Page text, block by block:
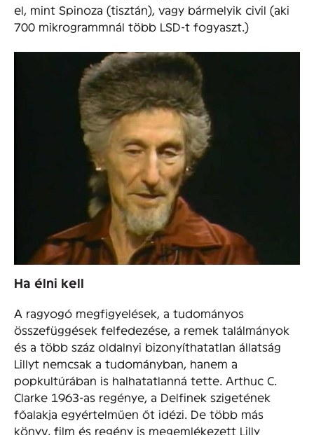
el, mint Spinoza (tisztán), vagy bármelyik civil (aki
700 mikrogrammnál több LSD-t fogyaszt.)
Ha élni kell
A ragyogó megfigyelések, a tudományos
összefüggések felfedezése, a remek találmányok
és a több száz oldalnyi bizonyíthatatlan állatság
Lillyt nemcsak a tudományban, hanem a
popkultúrában is halhatatlanná tette. Arthuc C.
Clarke 1963-as regénye, a Delfinek szigetének
főalakja egyértelműen őt idézi. De több más
könyv, film és regény is megemlékezett Lilly